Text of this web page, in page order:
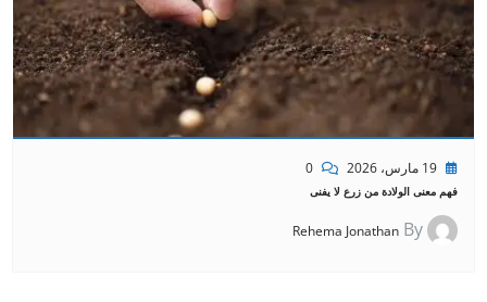
19 مارس، 2026 0
فهم معنى الولادة من زرع لا يفنى
By
Rehema Jonathan